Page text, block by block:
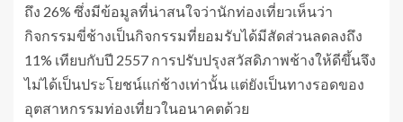
ถึง 26% ซึ่งมีข้อมูลที่น่าสนใจว่านักท่องเที่ยวเห็นว่า
กิจกรรมขี่ช้างเป็นกิจกรรมที่ยอมรับได้มีสัดส่วนลดลงถึง
11% เทียบกับปี 2557 การปรับปรุงสวัสดิภาพช้างให้ดีขึ้นจึง
ไม่ได้เป็นประโยชน์แก่ช้างเท่านั้น แต่ยังเป็นทางรอดของ
อุตสาหกรรมท่องเที่ยวในอนาคตด้วย